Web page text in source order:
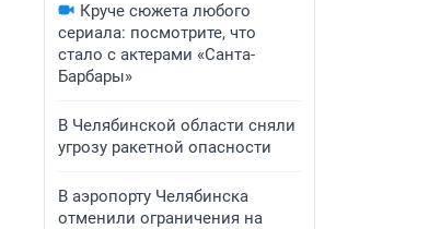
Круче сюжета любого
сериала: посмотрите, что
стало с актерами «Санта-
Барбары»
В Челябинской области сняли
угрозу ракетной опасности
В аэропорту Челябинска
отменили ограничения на